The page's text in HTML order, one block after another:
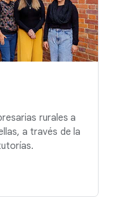
rurales a
a través de la